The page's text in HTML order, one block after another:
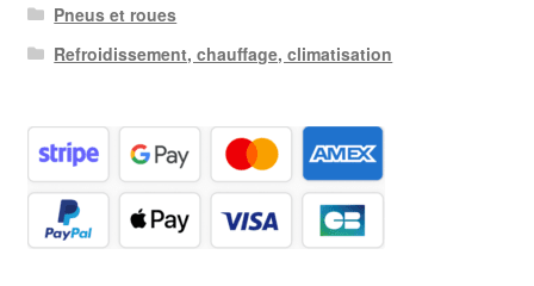
Pneus et roues
Refroidissement, chauffage, climatisation